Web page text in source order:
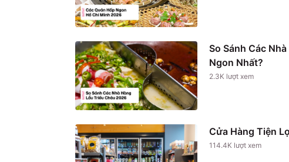
So Sánh Các
Ngon Nhất?
2.3K lượt xem
Cửa Hàng Tiện
114.4K lượt xem